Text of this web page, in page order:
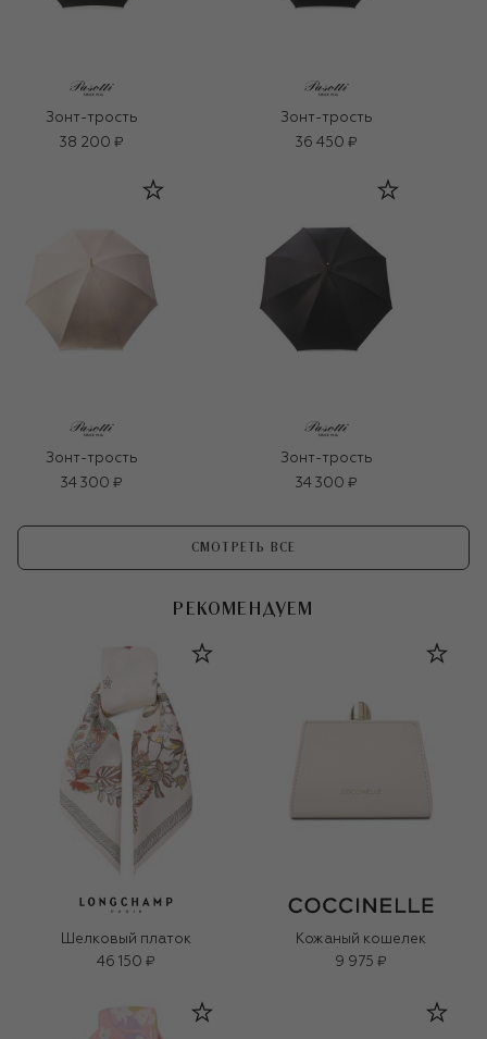
Зонт-трость
38 200 ₽
Зонт-трость
36 450 ₽
Зонт-трость
34 300 ₽
Зонт-трость
34 300 ₽
СМОТРЕТЬ ВСЕ
РЕКОМЕНДУЕМ
Шелковый платок
46 150 ₽
Кожаный кошелек
9 975 ₽